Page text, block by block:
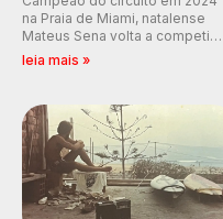
na Praia de Miami, natalense
Mateus Sena volta a competir
em casa em busca de manter a
leia mais »